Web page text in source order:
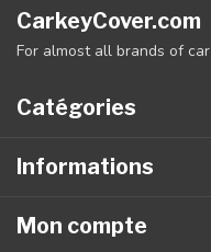
CarkeyCover.com
For almost all brands of car
Catégories
Informations
Mon compte